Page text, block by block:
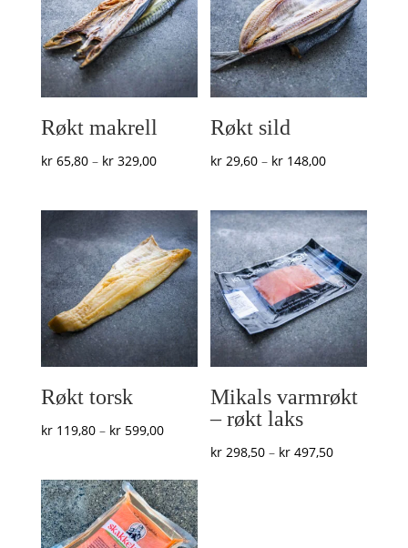
Røkt makrell
kr65,80 – kr329,00Prisområde:
til
kr 329,00
Røkt sild
kr 29,60 – kr 148,00Prisområde:
til
kr 148,00
Røkt torsk
kr119,80 – kr599,00Prisområde:
kr 119,80
til
kr 599,00
Mikals varmrøkt
– røkt laks
kr 298,50 – kr 497,50Prisområde: